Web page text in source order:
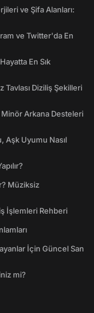
ve Şifa Alanları:
ve Twitter'da En
En Sık
Tavlası Diziliş Şekilleri
Minör Arkana Desteleri
Aşk Uyumu Nasıl
Müziksiz
İşlemleri Rehberi
İçin Güncel San
mi?